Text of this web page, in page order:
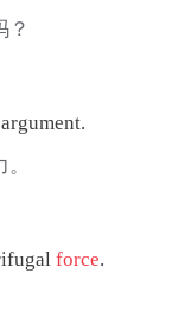
？
force.